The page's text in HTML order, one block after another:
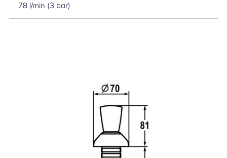
78 l/min (3 bar)